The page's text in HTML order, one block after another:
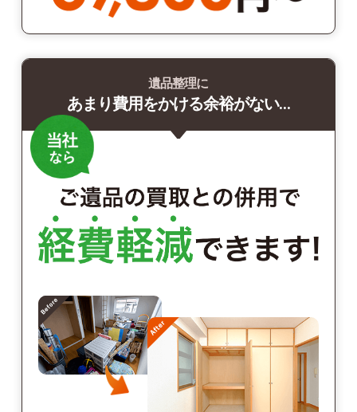
遺品整理に
あまり費用をかける余裕がない…